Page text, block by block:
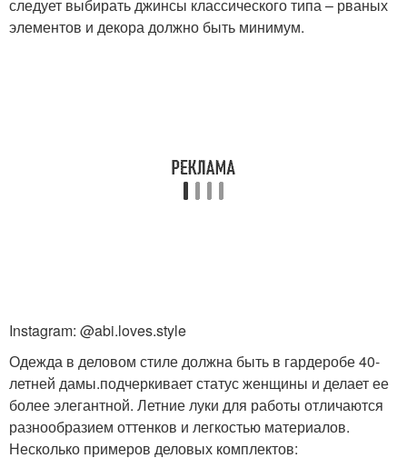
следует выбирать джинсы классического типа – рваных
элементов и декора должно быть минимум.
Instagram: @abi.loves.style
Одежда в деловом стиле должна быть в гардеробе 40-
летней дамы.подчеркивает статус женщины и делает ее
более элегантной. Летние луки для работы отличаются
разнообразием оттенков и легкостью материалов.
Несколько примеров деловых комплектов: